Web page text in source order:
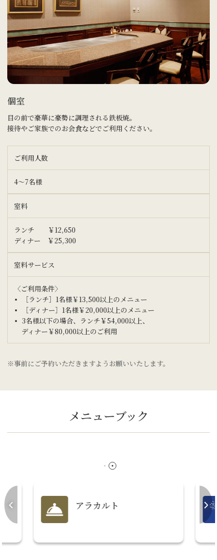
個室
目の前で豪華に豪勢に調理される鉄板焼。
接待やご家族でのお会食などでご利用ください。
ご利用人数
4～7名様
室料
ランチ ￥12,650
ディナー ￥25,300
室料サービス
〈ご利用条件〉
［ランチ］1名様￥13,500以上のメニュー
［ディナー］1名様￥20,000以上のメニュー
3名様以下の場合、ランチ￥54,000以上、
ディナー￥80,000以上のご利用
※事前にご予約いただきますようお願いいたします。
メニューブック
アラカルト